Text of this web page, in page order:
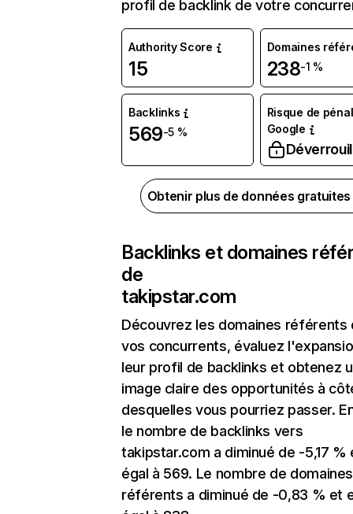
profil de backlink de votre
Authority Score
15
Domaines
238-1 %
Backlinks
569-5 %
Risque de
Google
Obtenir plus de données
Backlinks et domaines
de
takipstar.com
Découvrez les domaines référents
vos concurrents, évaluez
leur profil de backlinks et obtenez
image claire des opportunités à
desquelles vous pourriez passer.
le nombre de backlinks vers
takipstar.com a diminué de -5,17 %
égal à 569. Le nombre de domaines
référents a diminué de -0,83 % et